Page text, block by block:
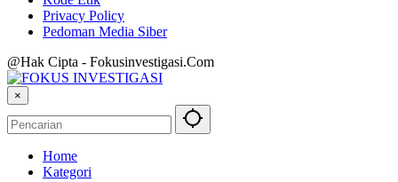
Privacy Policy
Pedoman Media Siber
@Hak Cipta - Fokusinvestigasi.Com
×
Home
Kategori